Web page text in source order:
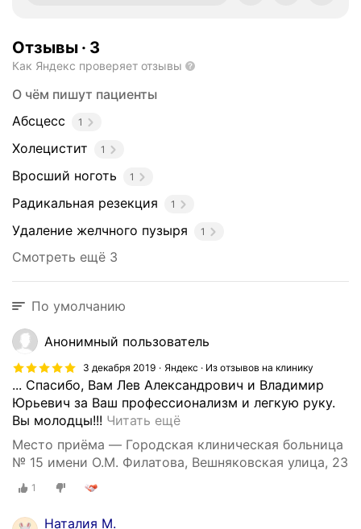
Отзывы · 3
Как Яндекс проверяет отзывы
О чём пишут пациенты
Абсцесс
1
Холецистит 1
Вросший ноготь 1
Радикальная резекция 1
Удаление желчного пузыря 1
Смотреть ещё 3
По умолчанию
Анонимный пользователь
3 декабря 2019 Яндекс · Из отзывов на клинику
... Спасибо, Вам Лев Александрович и Владимир
Юрьевич за Ваш профессионализм и легкую руку.
Вы молодцы!!! Читать ещёО
р
а
Место приёма — Городская клиническая больница
№ 15 имени О.М. Филатова, Вешняковская улица, 23
1
Наталия М.